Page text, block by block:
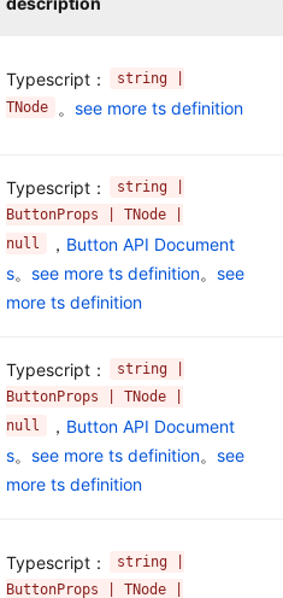
Typescript：
string |
TNode
。 see more ts definition
Typescript：
string |
ButtonProps | TNode |
null
， Button API Document
s。 see more ts definition。 see
more ts definition
Typescript：
string |
ButtonProps | TNode |
null
， Button API Document
s。 see more ts definition。 see
more ts definition
Typescript：
string |
ButtonProps | TNode |